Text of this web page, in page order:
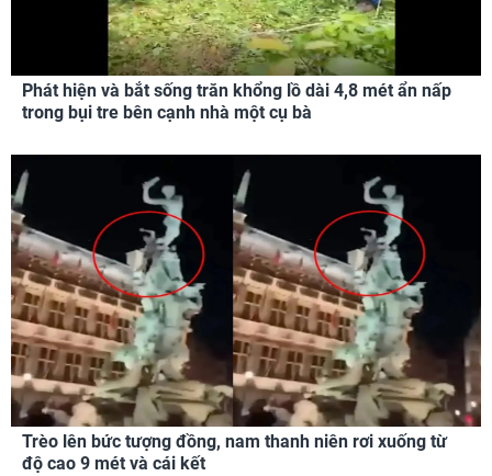
Phát hiện và bắt sống trăn khổng lồ dài 4,8 mét ẩn nấp
trong bụi tre bên cạnh nhà một cụ bà
Trèo lên bức tượng đồng, nam thanh niên rơi xuống từ
độ cao 9 mét và cái kết